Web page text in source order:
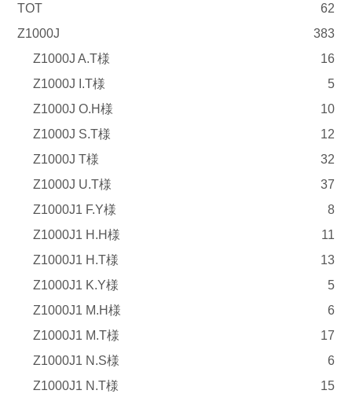
TOT
62
Z1000J
383
Z1000J A.T様
16
Z1000J I.T様
5
Z1000J O.H様
10
Z1000J S.T様
12
Z1000J T様
32
Z1000J U.T様
37
Z1000J1 F.Y様
8
Z1000J1 H.H様
11
Z1000J1 H.T様
13
Z1000J1 K.Y様
5
Z1000J1 M.H様
6
Z1000J1 M.T様
17
Z1000J1 N.S様
6
Z1000J1 N.T様
15